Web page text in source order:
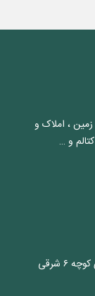
، املاک و
و …